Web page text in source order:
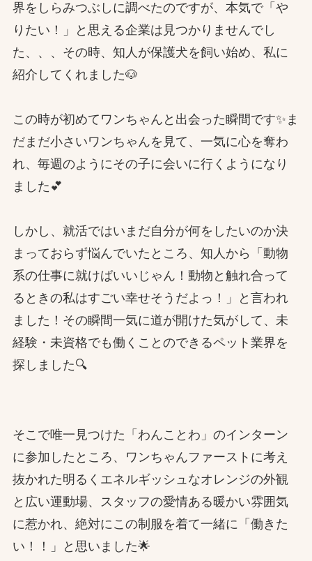
界をしらみつぶしに調べたのですが、本気で「や
りたい！」と思える企業は見つかりませんでし
た、、、その時、知人が保護犬を飼い始め、私に
紹介してくれました🐶
この時が初めてワンちゃんと出会った瞬間です✨ま
だまだ小さいワンちゃんを見て、一気に心を奪わ
れ、毎週のようにその子に会いに行くようになり
ました💕
しかし、就活ではいまだ自分が何をしたいのか決
まっておらず悩んでいたところ、知人から「動物
系の仕事に就けばいいじゃん！動物と触れ合って
るときの私はすごい幸せそうだよっ！」と言われ
ました！その瞬間一気に道が開けた気がして、未
経験・未資格でも働くことのできるペット業界を
探しました🔍
そこで唯一見つけた「わんことわ」のインターン
に参加したところ、ワンちゃんファーストに考え
抜かれた明るくエネルギッシュなオレンジの外観
と広い運動場、スタッフの愛情ある暖かい雰囲気
に惹かれ、絶対にこの制服を着て一緒に「働きた
い！！」と思いました🌟